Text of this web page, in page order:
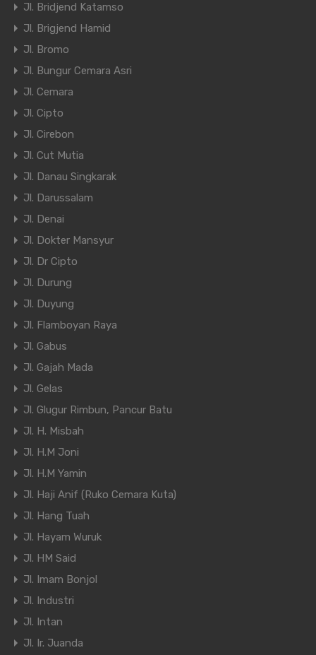
Jl. Bridjend Katamso
Jl. Brigjend Hamid
Jl. Bromo
Jl. Bungur Cemara Asri
Jl. Cemara
Jl. Cipto
Jl. Cirebon
Jl. Cut Mutia
Jl. Danau Singkarak
Jl. Darussalam
Jl. Denai
Jl. Dokter Mansyur
Jl. Dr Cipto
Jl. Durung
Jl. Duyung
Jl. Flamboyan Raya
Jl. Gabus
Jl. Gajah Mada
Jl. Gelas
Jl. Glugur Rimbun, Pancur Batu
Jl. H. Misbah
Jl. H.M Joni
Jl. H.M Yamin
Jl. Haji Anif (Ruko Cemara Kuta)
Jl. Hang Tuah
Jl. Hayam Wuruk
Jl. HM Said
Jl. Imam Bonjol
Jl. Industri
Jl. Intan
Jl. Ir. Juanda